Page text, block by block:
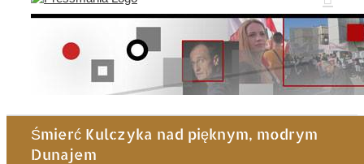
Śmierć Kulczyka nad pięknym, modrym
Dunajem